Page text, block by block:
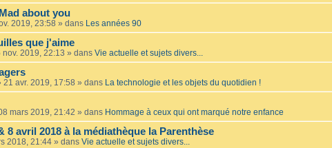
about you
2019, 23:58 » dans Les années 90
que j'aime
nov. 2019, 22:13 » dans Vie actuelle et sujets divers...
21 avr. 2019, 17:58 » dans La technologie et les objets du quotidien !
mars 2019, 21:42 » dans Hommage à ceux qui ont marqué notre enfance
8 avril 2018 à la médiathèque la Parenthèse
2018, 21:44 » dans Vie actuelle et sujets divers...